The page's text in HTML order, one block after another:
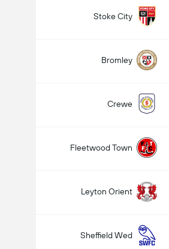
Stoke City
Bromley
Crewe
Fleetwood Town
Leyton Orient
Sheffield Wed